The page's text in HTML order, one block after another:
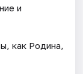
и
как Родина,